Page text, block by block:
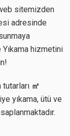
sitemizden
adresinde
hizmetini
㎡
yıkama, ütü ve